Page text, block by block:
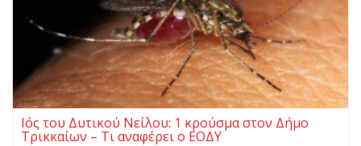
Ιός του Δυτικού Νείλου: 1 κρούσμα στον Δήμο
Τρικκαίων – Τι αναφέρει ο ΕΟΔΥ